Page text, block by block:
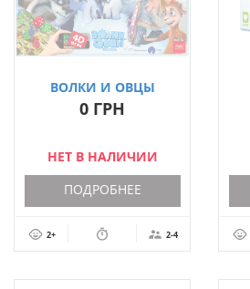
ВОЛКИ И ОВЦЫ
0 ГРН
НЕТ В НАЛИЧИИ
ПОДРОБНЕЕ
2+ 2-4